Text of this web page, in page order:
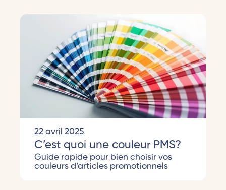
22 avril 2025
C’est quoi une couleur PMS?
Guide rapide pour bien choisir vos
couleurs d’articles promotionnels